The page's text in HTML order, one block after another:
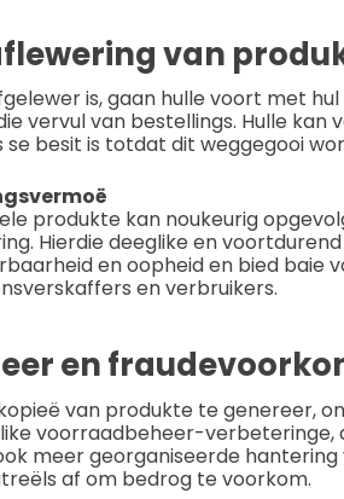
van
is, gaan hulle voort met
vervul van bestellings. Hulle
besit is totdat dit weggegooi
produkte kan noukeurig
Hierdie deeglike en
en oopheid en bied baie
en verbruikers.
en
van produkte te genereer,
voorraadbeheer-
meer georganiseerde
af om bedrog te voorkom.